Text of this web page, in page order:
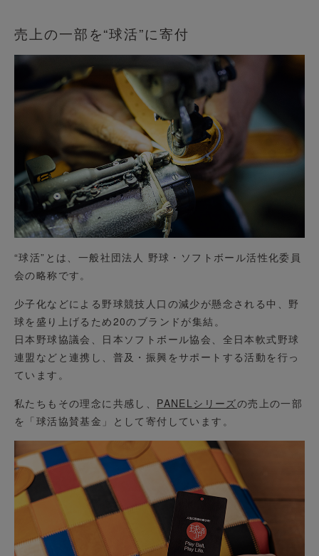
売上の一部を“球活”に寄付
“球活”とは、一般社団法人 野球・ソフトボール活性化委員
会の略称です。
少子化などによる野球競技人口の減少が懸念される中、野
球を盛り上げるため20のブランドが集結。
日本野球協議会、日本ソフトボール協会、全日本軟式野球
連盟などと連携し、普及・振興をサポートする活動を行っ
ています。
私たちもその理念に共感し、 PANELシリーズの売上の一部
を「球活協賛基金」として寄付しています。